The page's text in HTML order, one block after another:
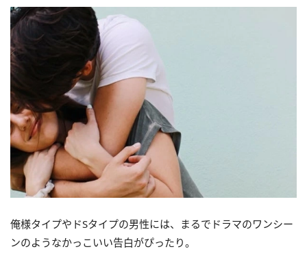
俺様タイプやドSタイプの男性には、まるでドラマのワンシー
ンのようなかっこいい告白がぴったり。